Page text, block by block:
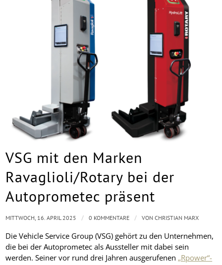
VSG mit den Marken
Ravaglioli/Rotary bei der
Autoprometec präsent
Die Vehicle Service Group (VSG) gehört zu den Unternehmen,
die bei der Autoprometec als Aussteller mit dabei sein
werden. Seiner vor rund drei Jahren ausgerufenen „Rpower“-
MITTWOCH, 16. APRIL 2025 / 0 KOMMENTARE / VONCHRISTIAN MARX